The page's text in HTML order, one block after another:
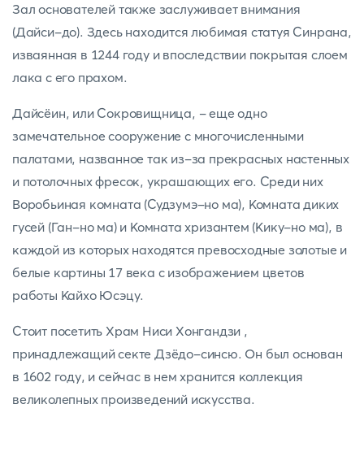
Зал основателей также заслуживает внимания
(Дайси-до). Здесь находится любимая статуя Синрана,
изваянная в 1244 году и впоследствии покрытая слоем
лака с его прахом.
Дайсёин, или Сокровищница, - еще одно
замечательное сооружение с многочисленными
палатами, названное так из-за прекрасных настенных
и потолочных фресок, украшающих его. Среди них
Воробьиная комната (Судзумэ-но ма), Комната диких
гусей (Ган-но ма) и Комната хризантем (Кику-но ма), в
каждой из которых находятся превосходные золотые и
белые картины 17 века с изображением цветов
работы Кайхо Юсэцу.
Стоит посетить Храм Ниси Хонгандзи ,
принадлежащий секте Дзёдо-синсю. Он был основан
в 1602 году, и сейчас в нем хранится коллекция
великолепных произведений искусства.